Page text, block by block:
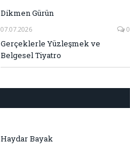
Dikmen Gürün
07.07.2026 0
Gerçeklerle Yüzleşmek ve
Belgesel Tiyatro
Haydar Bayak